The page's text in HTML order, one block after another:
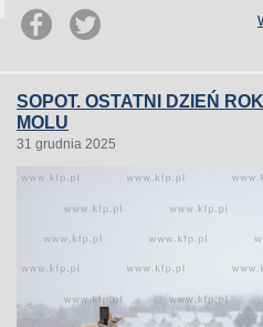
SOPOT. OSTATNI DZIEŃ
MOLU
31 grudnia 2025